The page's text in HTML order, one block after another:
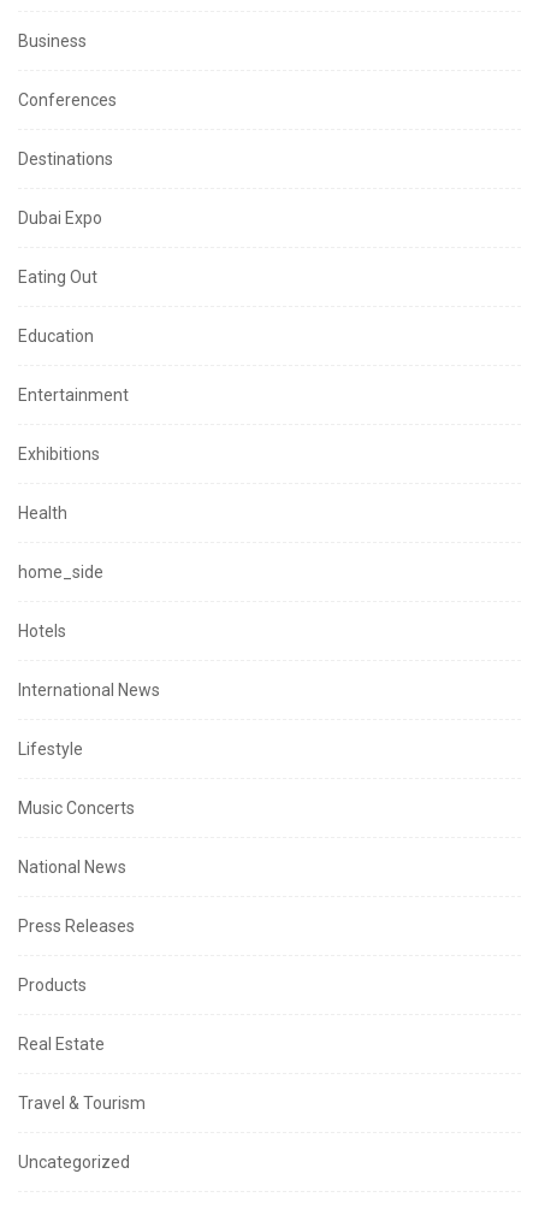
Business
Conferences
Destinations
Dubai Expo
Eating Out
Education
Entertainment
Exhibitions
Health
home_side
Hotels
International News
Lifestyle
Music Concerts
National News
Press Releases
Products
Real Estate
Travel & Tourism
Uncategorized